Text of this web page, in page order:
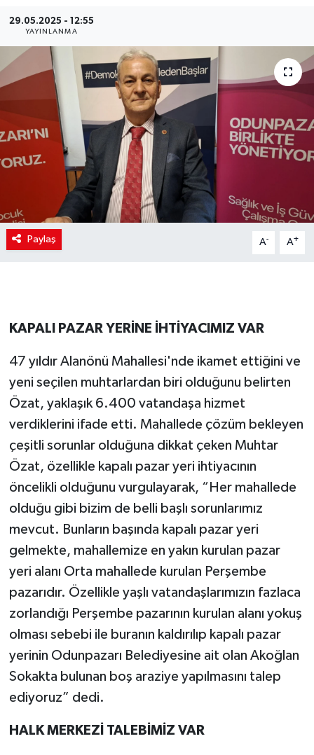
29.05.2025 - 12:55
YAYINLANMA
Paylaş A- A+
KAPALI PAZAR YERİNE İHTİYACIMIZ VAR
47 yıldır Alanönü Mahallesi'nde ikamet ettiğini ve
yeni seçilen muhtarlardan biri olduğunu belirten
Özat, yaklaşık 6.400 vatandaşa hizmet
verdiklerini ifade etti. Mahallede çözüm bekleyen
çeşitli sorunlar olduğuna dikkat çeken Muhtar
Özat, özellikle kapalı pazar yeri ihtiyacının
öncelikli olduğunu vurgulayarak, “Her mahallede
olduğu gibi bizim de belli başlı sorunlarımız
mevcut. Bunların başında kapalı pazar yeri
gelmekte, mahallemize en yakın kurulan pazar
yeri alanı Orta mahallede kurulan Perşembe
pazarıdır. Özellikle yaşlı vatandaşlarımızın fazlaca
zorlandığı Perşembe pazarının kurulan alanı yokuş
olması sebebi ile buranın kaldırılıp kapalı pazar
yerinin Odunpazarı Belediyesine ait olan Akoğlan
Sokakta bulunan boş araziye yapılmasını talep
ediyoruz” dedi.
HALK MERKEZİ TALEBİMİZ VAR